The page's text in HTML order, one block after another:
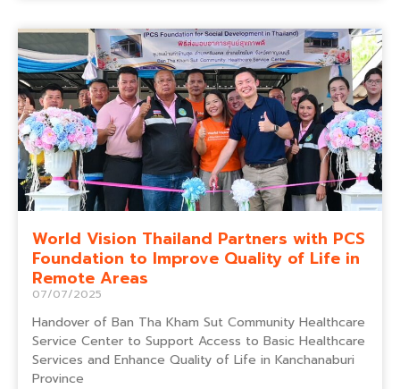
World Vision Thailand Partners with PCS
Foundation to Improve Quality of Life in
Remote Areas
07/07/2025
Handover of Ban Tha Kham Sut Community Healthcare
Service Center to Support Access to Basic Healthcare
Services and Enhance Quality of Life in Kanchanaburi
Province